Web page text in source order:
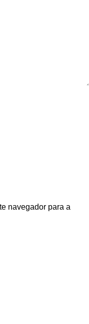
navegador para a